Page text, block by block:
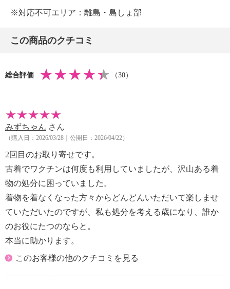
（３）着物等の梱包が完了次第、お客様ご自身で佐川
急便に集荷を依頼いただき、衣類回収袋を発送
※キット到着から３ヶ月以内にお送りください
【注意事項】
※対応不可エリア：離島・島しょ部
この商品のクチコミ
総合評価 （30）
みずちゃん さん
（購入日：2026/03/28｜公開日：2026/04/22）
2回目のお取り寄せです。
古着でワクチンは何度も利用していましたが、沢山ある着
物の処分に困っていました。
着物を着なくなった方々からどんどんいただいて楽しませ
ていただいたのですが、私も処分を考える歳になり、誰か
のお役にたつのならと。
本当に助かります。
このお客様の他のクチコミを見る